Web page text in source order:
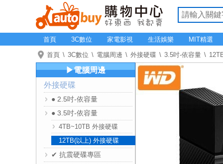
首頁 3C數位 家電影視 生活娛樂 MIT精選
首頁 3C數位 電腦周邊 外接硬碟 3.5吋-依容量
▶電腦周邊
外接硬碟
● 2.5吋-依容量
● 3.5吋-依容量
4TB~10TB 外接硬碟
12TB(以上) 外接硬碟
✔ 抗震硬碟專區